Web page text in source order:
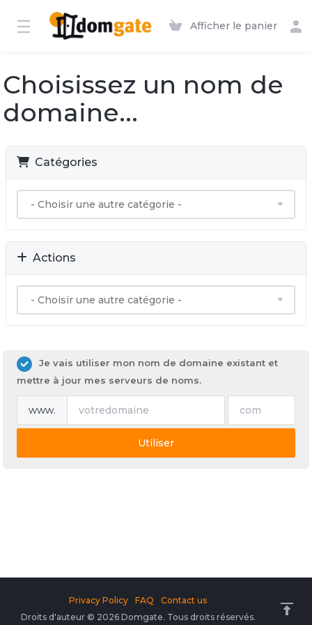
Afficher le panier
Choisissez un nom de
domaine...
Catégories
Actions
Je vais utiliser mon nom de domaine existant et
mettre à jour mes serveurs de noms.
www.
Utiliser
Droits d'auteur © 2026 Domgate. Tous droits réservés.
Privacy Policy FAQ Contact us